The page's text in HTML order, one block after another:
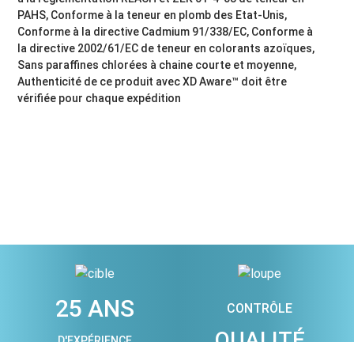
PAHS, Conforme à la teneur en plomb des Etat-Unis,
Conforme à la directive Cadmium 91/338/EC, Conforme à
la directive 2002/61/EC de teneur en colorants azoïques,
Sans paraffines chlorées à chaine courte et moyenne,
Authenticité de ce produit avec XD Aware™ doit être
vérifiée pour chaque expédition
25 ANS CONTRÔLE